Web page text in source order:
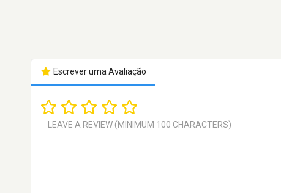
Escrever uma Avaliação